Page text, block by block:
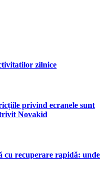
zilnice
privind ecranele sunt
Novakid
cu recuperare rapidă: unde